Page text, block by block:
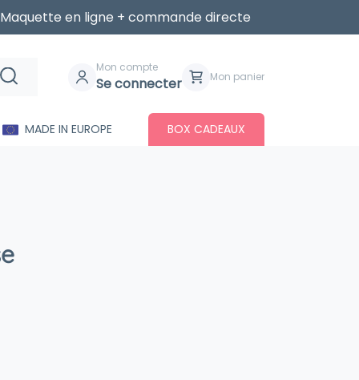
Maquette en ligne + commande directe
Mon compte
Se connecter Mon panier
MADE IN EUROPE BOX CADEAUX